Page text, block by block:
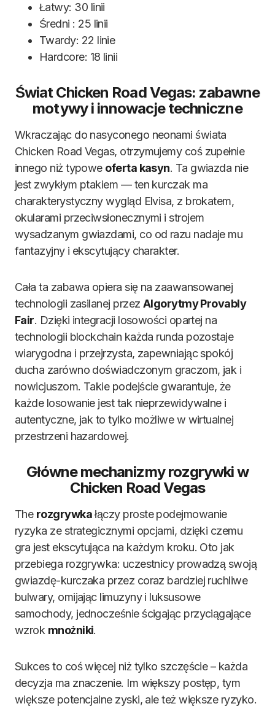
Łatwy: 30 linii
Średni : 25 linii
Twardy: 22 linie
Hardcore: 18 linii
Świat Chicken Road Vegas: zabawne
motywy i innowacje techniczne
Wkraczając do nasyconego neonami świata
Chicken Road Vegas, otrzymujemy coś zupełnie
innego niż typowe oferta kasyn. Ta gwiazda nie
jest zwykłym ptakiem — ten kurczak ma
charakterystyczny wygląd Elvisa, z brokatem,
okularami przeciwsłonecznymi i strojem
wysadzanym gwiazdami, co od razu nadaje mu
fantazyjny i ekscytujący charakter.
Cała ta zabawa opiera się na zaawansowanej
technologii zasilanej przez Algorytmy Provably
Fair. Dzięki integracji losowości opartej na
technologii blockchain każda runda pozostaje
wiarygodna i przejrzysta, zapewniając spokój
ducha zarówno doświadczonym graczom, jak i
nowicjuszom. Takie podejście gwarantuje, że
każde losowanie jest tak nieprzewidywalne i
autentyczne, jak to tylko możliwe w wirtualnej
przestrzeni hazardowej.
Główne mechanizmy rozgrywki w
Chicken Road Vegas
The rozgrywkałączy proste podejmowanie
ryzyka ze strategicznymi opcjami, dzięki czemu
gra jest ekscytująca na każdym kroku. Oto jak
przebiega rozgrywka: uczestnicy prowadzą swoją
gwiazdę-kurczaka przez coraz bardziej ruchliwe
bulwary, omijając limuzyny i luksusowe
samochody, jednocześnie ścigając przyciągające
wzrok mnożniki.
Sukces to coś więcej niż tylko szczęście – każda
decyzja ma znaczenie. Im większy postęp, tym
większe potencjalne zyski, ale też większe ryzyko.